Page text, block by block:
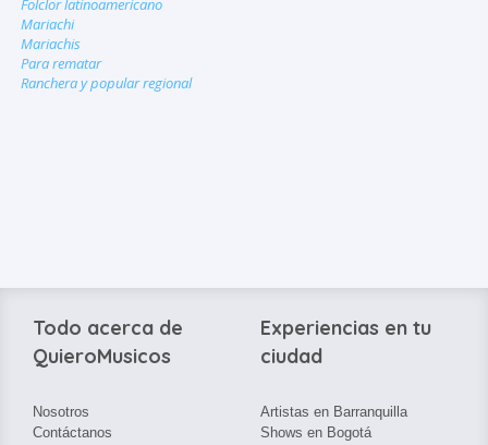
Mariachi
Mariachis
Para rematar
Ranchera y popular regional
Todo acerca de
QuieroMusicos
Nosotros
Contáctanos
Experiencias en tu
ciudad
Artistas en Barranquilla
Shows en Bogotá